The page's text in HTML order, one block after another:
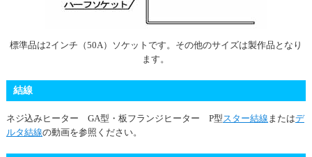
標準品は2インチ（50A）ソケットです。その他のサイズは製作品となり
ます。
結線
ネジ込みヒーター GA型・板フランジヒーター P型 スター結線 またはデ
ルタ結線の動画を参照ください。